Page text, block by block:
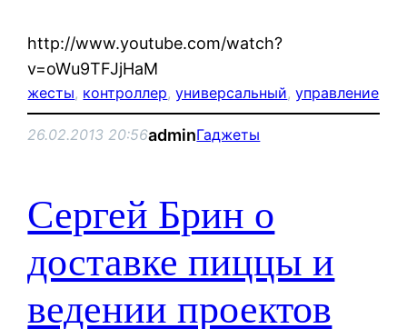
http://www.youtube.com/watch?
v=oWu9TFJjHaM
жесты, контроллер, универсальный, управление
26.02.2013 20:56adminГаджеты
Сергей Брин о
доставке пиццы и
ведении проектов